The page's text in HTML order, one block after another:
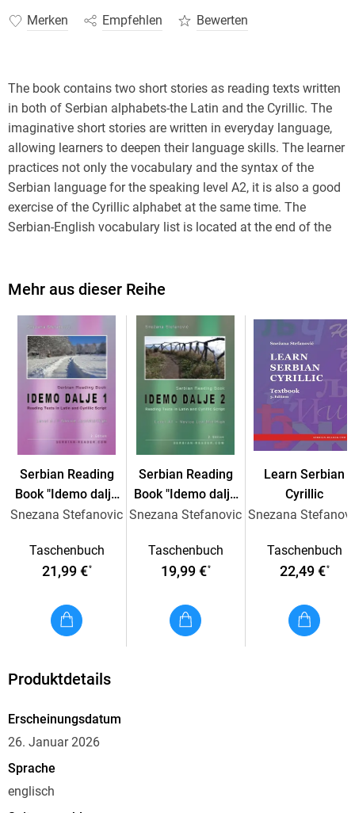
Merken Empfehlen Bewerten
The book contains two short stories as reading texts written
in both of Serbian alphabets-the Latin and the Cyrillic. The
imaginative short stories are written in everyday language,
allowing learners to deepen their language skills. The learner
practices not only the vocabulary and the syntax of the
Serbian language for the speaking level A2, it is also a good
exercise of the Cyrillic alphabet at the same time. The
Serbian-English vocabulary list is located at the end of the
For more information about the book series and other
Mehr aus dieser Reihe
Serbian Reading
Book "Idemo dalje
1"
Snezana Stefanovic
Taschenbuch
21,99 €*
Serbian Reading
Book "Idemo dalje
2"
Snezana Stefanovic
Taschenbuch
19,99 €*
Learn Serbian
Cyrillic
Snezana
Taschenbuch
22,49 €*
Produktdetails
Erscheinungsdatum
26. Januar 2026
Sprache
englisch